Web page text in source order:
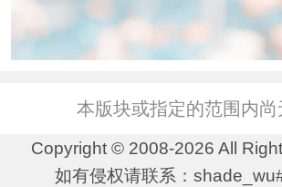
本版块或指定的范围内尚
Copyright © 2008-2026 All
如有侵权请联系：